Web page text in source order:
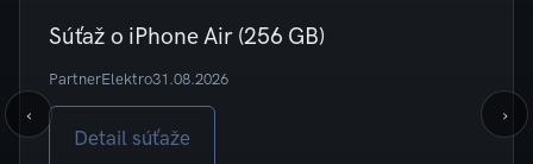
‹ ›
Súťaž o iPhone Air (256 GB)
PartnerElektro31.08.2026
Detail súťaže